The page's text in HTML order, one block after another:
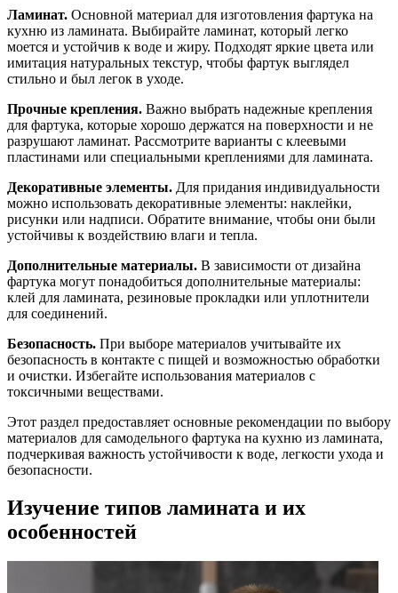
Ламинат. Основной материал для изготовления фартука на
кухню из ламината. Выбирайте ламинат, который легко
моется и устойчив к воде и жиру. Подходят яркие цвета или
имитация натуральных текстур, чтобы фартук выглядел
стильно и был легок в уходе.
Прочные крепления. Важно выбрать надежные крепления
для фартука, которые хорошо держатся на поверхности и не
разрушают ламинат. Рассмотрите варианты с клеевыми
пластинами или специальными креплениями для ламината.
Декоративные элементы. Для придания индивидуальности
можно использовать декоративные элементы: наклейки,
рисунки или надписи. Обратите внимание, чтобы они были
устойчивы к воздействию влаги и тепла.
Дополнительные материалы. В зависимости от дизайна
фартука могут понадобиться дополнительные материалы:
клей для ламината, резиновые прокладки или уплотнители
для соединений.
Безопасность. При выборе материалов учитывайте их
безопасность в контакте с пищей и возможностью обработки
и очистки. Избегайте использования материалов с
токсичными веществами.
Этот раздел предоставляет основные рекомендации по выбору
материалов для самодельного фартука на кухню из ламината,
подчеркивая важность устойчивости к воде, легкости ухода и
безопасности.
Изучение типов ламината и их
особенностей